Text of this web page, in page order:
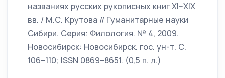
названиях русских рукописных книг XI–XIX
вв. / М.С. Крутова // Гуманитарные науки
Сибири. Серия: Филология. № 4, 2009.
Новосибирск: Новосибирск. гос. ун-т. С.
106–110; ISSN 0869–8651. (0,5 п. л.)